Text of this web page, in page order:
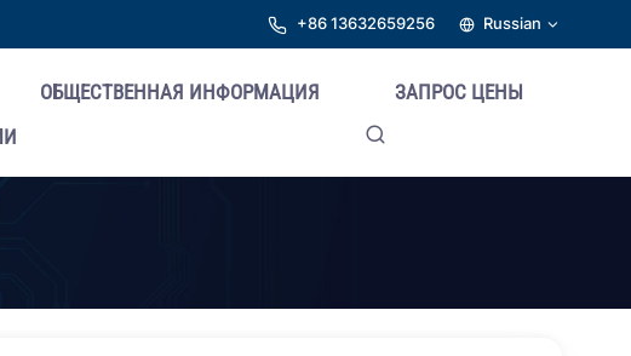
+86 13632659256 Russian
ОБЩЕСТВЕННАЯ ИНФОРМАЦИЯ
ЗАПРОС ЦЕНЫ